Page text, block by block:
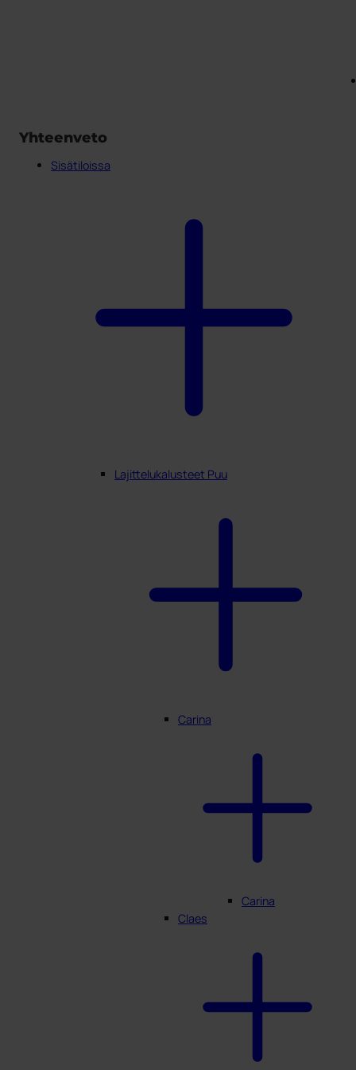
Yhteenveto
Sisätiloissa
Lajittelukalusteet Puu
Carina
Carina
Claes